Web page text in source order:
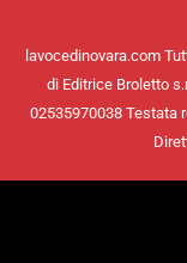
lavocedinovara.com
di Editrice Broletto
02535970038 Testata